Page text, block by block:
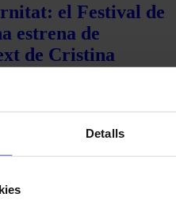
Detalls
el Festival de
estrena de
de Cristina
col·laboradors